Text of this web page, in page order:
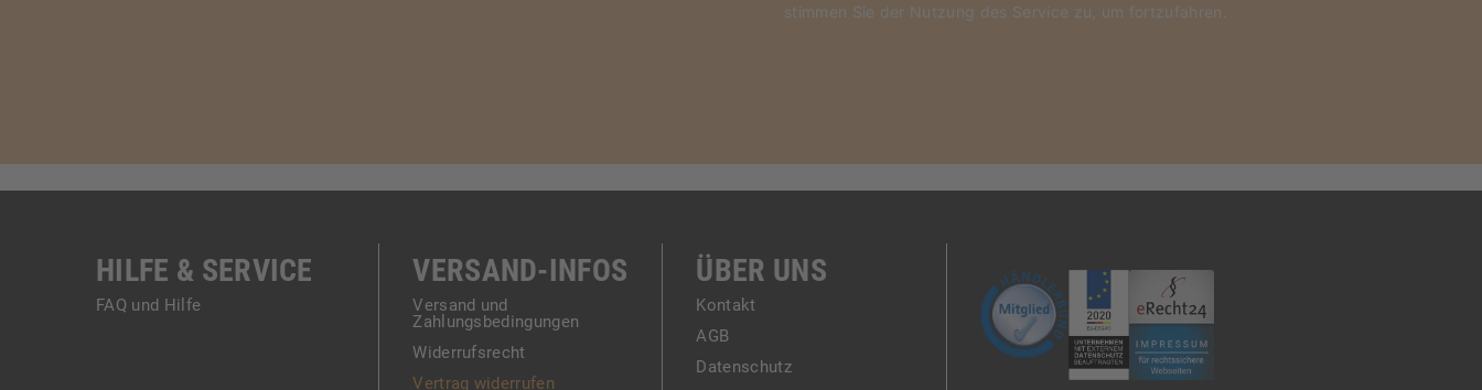
stimmen Sie der Nutzung des Service zu , um fortzufahren.
HILFE & SERVICE
FAQ und Hilfe
VERSAND-INFOS
Versand und
Zahlungsbedingungen
Widerrufsrecht
Vertrag widerrufen
ÜBER UNS
Kontakt
AGB
Datenschutz